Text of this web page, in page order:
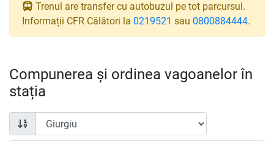
Trenul are transfer cu autobuzul pe tot parcursul.
Informații CFR Călători la 0219521 sau 0800884444.
Compunerea și ordinea vagoanelor în
stația